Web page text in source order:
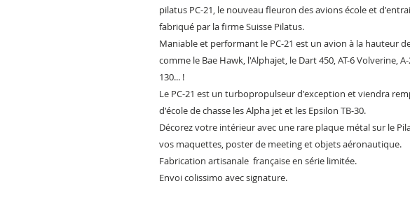
pilatus PC-21, le nouveau fleuron des avions école et
fabriqué par la firme Suisse Pilatus.
Maniable et performant le PC-21 est un avion à la hauteur
comme le Bae Hawk, l'Alphajet, le Dart 450, AT-6 Volverine,
130... !
Le PC-21 est un turbopropulseur d'exception et viendra
d'école de chasse les Alpha jet et les Epsilon TB-30.
Décorez votre intérieur avec une rare plaque métal sur le
vos maquettes, poster de meeting et objets aéronautique.
Fabrication artisanale française en série limitée.
Envoi colissimo avec signature.